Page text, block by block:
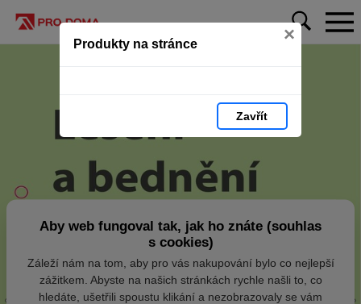
Produkty na stránce ×
Zavřít
Aby web fungoval tak, jak ho znáte (souhlas
s cookies)
Záleží nám na tom, aby pro vás nakupování bylo co nejlepší
zážitkem. Abyste na našich stránkách rychle našli to, co
hledáte, ušetřili spoustu klikání a nezobrazovaly se vám